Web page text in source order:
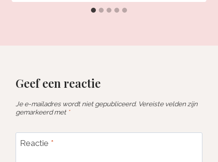
Geef een reactie
Je e-mailadres wordt niet gepubliceerd. Vereiste velden zijn
gemarkeerd met *
Reactie *